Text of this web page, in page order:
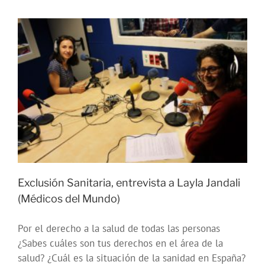
…
se
sale
Exclusión Sanitaria, entrevista a Layla Jandali
(Médicos del Mundo)
Por el derecho a la salud de todas las personas
¿Sabes cuáles son tus derechos en el área de la
salud? ¿Cuál es la situación de la sanidad en España?